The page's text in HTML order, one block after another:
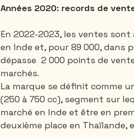
Années 2020: records de
En 2022-2023, les ventes
en Inde et, pour 89 000, dans
dépasse  2 000 points de
marchés.
La marque se définit comme
(250 à 750 cc), segment sur
marché en Inde et être en
deuxième place en Thaïlande,